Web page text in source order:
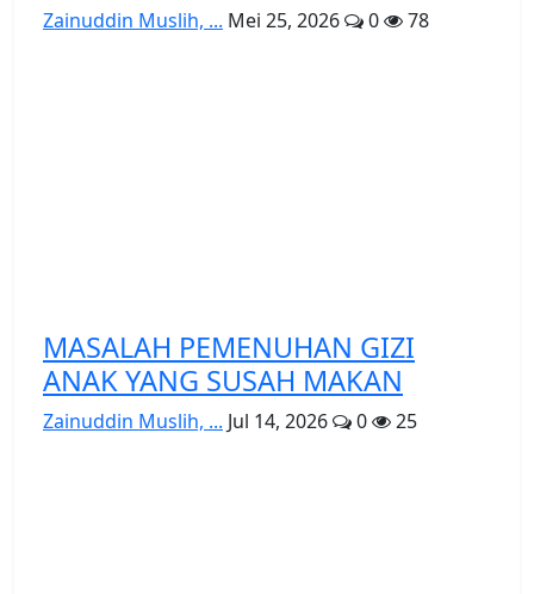
Zainuddin Muslih, ... Mei 25, 2026 0 78
MASALAH PEMENUHAN GIZI
ANAK YANG SUSAH MAKAN
Zainuddin Muslih, ... Jul 14, 2026 0 25